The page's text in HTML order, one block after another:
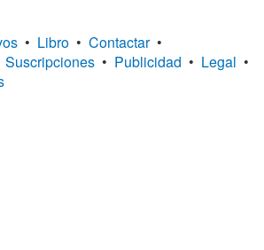
• Libro • Contactar •
Suscripciones • Publicidad • Legal •